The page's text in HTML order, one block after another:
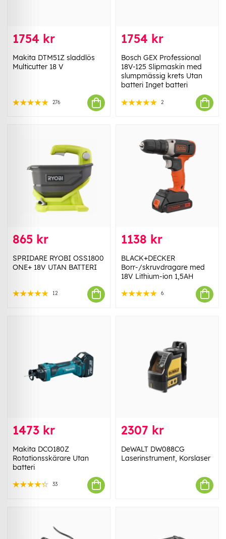
1754 kr
Makita DTM51Z sladdlös
Multicutter 18 V
276
1754 kr
Bosch GEX Professional
18V-125 Slipmaskin med
slumpmässig krets Utan
batteri Inget batteri
2
865 kr
SPRIDARE RYOBI OSS1800
ONE+ 18V UTAN BATTERI
12
1138 kr
BLACK+DECKER
Borr-/skruvdragare med
18V Lithium-ion 1,5AH
6
1473 kr
Makita DCO180Z
Rotationsskärare Utan
batteri
33
2307 kr
DeWALT DW088CG
Laserinstrument, Korslaser